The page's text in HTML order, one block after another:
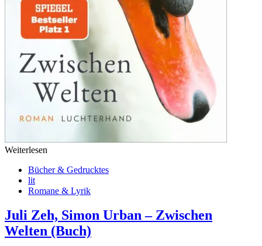
Weiterlesen
Bücher & Gedrucktes
lit
Romane & Lyrik
Juli Zeh, Simon Urban – Zwischen
Welten (Buch)